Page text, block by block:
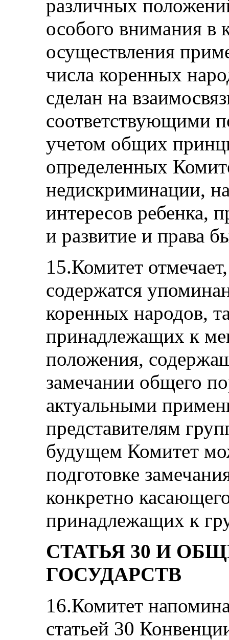
различных
особого внимания в
осуществления
числа коренных
сделан на
соответствующими
учетом общих
определенных
недискриминации,
интересов ребенка,
и развитие и права
15.Комитет
содержатся
коренных народов,
принадлежащих к
положения,
замечании общего
актуальными
представителям
будущем Комитет
подготовке
конкретно
принадлежащих к
СТАТЬЯ 30 И
ГОСУДАРСТВ
16.Комитет
статьей 30